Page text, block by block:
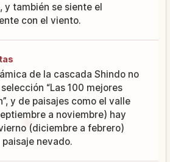
y también se siente el
con el viento.
de la cascada Shindo no
“Las 100 mejores
y de paisajes como el valle
a noviembre) hay
(diciembre a febrero)
nevado.